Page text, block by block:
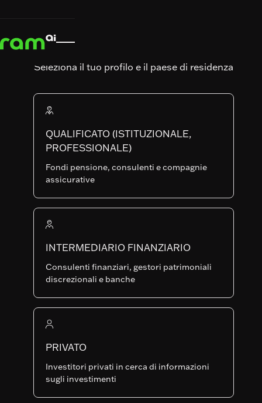
Seleziona il tuo profilo e il paese di residenza
QUALIFICATO (ISTITUZIONALE,
PROFESSIONALE)
Fondi pensione, consulenti e compagnie
assicurative
INTERMEDIARIO FINANZIARIO
Consulenti finanziari, gestori patrimoniali
discrezionali e banche
PRIVATO
Investitori privati in cerca di informazioni
sugli investimenti
RAM (Lux) Tactical Funds
GLOBAL BOND
TOTAL RETURN
FUND
Art. SFDR
Data di lancio del fondo
AUM del Fondo
129'735'307.94
Numero di posizioni
CLASSI
Nothing
display
GH-CHF LU0419187132
1 2 3 4 5
Ricompensa
Ricompensa